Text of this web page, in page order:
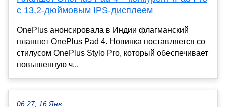
с 13,2-дюймовым IPS-дисплеем
OnePlus анонсировала в Индии флагманский
планшет OnePlus Pad 4. Новинка поставляется со
стилусом OnePlus Stylo Pro, который обеспечивает
повышенную ч...
06:27, 16 Янв